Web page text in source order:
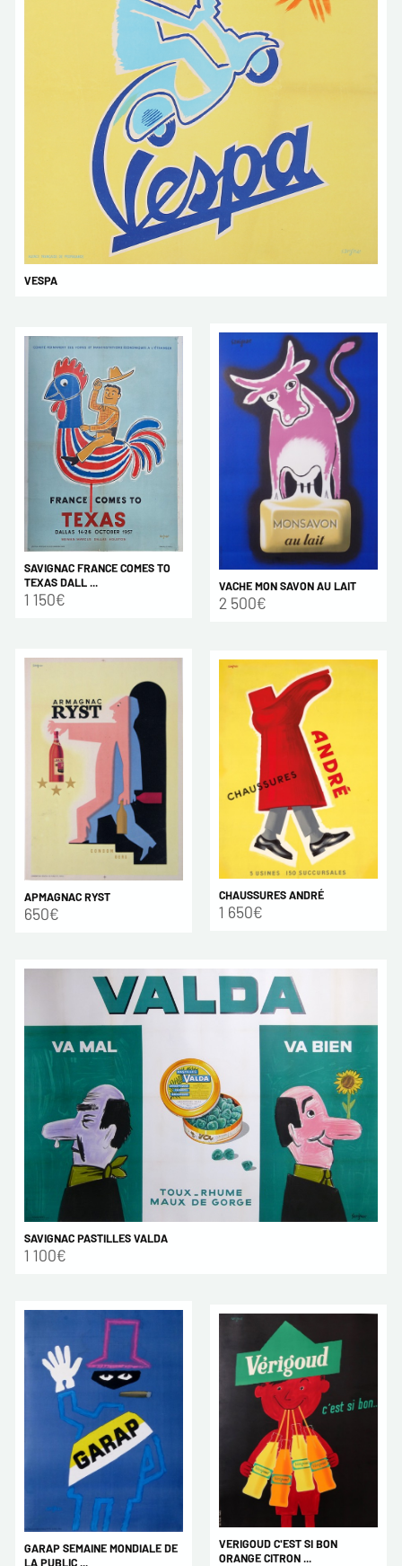
VESPA
SAVIGNAC FRANCE COMES TO
TEXAS DALL ...
1 150€
VACHE MON SAVON AU LAIT
2 500€
APMAGNAC RYST
650€
CHAUSSURES ANDRÉ
1 650€
SAVIGNAC PASTILLES VALDA
1 100€
GARAP SEMAINE MONDIALE DE
LA PUBLIC ...
VERIGOUD C'EST SI BON
ORANGE CITRON ...